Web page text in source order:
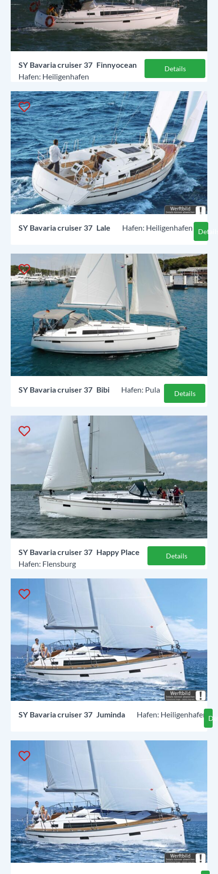
SY Bavaria cruiser 37 Finnyocean
Heiligenhafen
Details
SY Bavaria cruiser 37 Lale Heiligenhafen
SY Bavaria cruiser 37 Bibi Pula Details
SY Bavaria cruiser 37 Happy Place
Flensburg
Details
SY Bavaria cruiser 37 Juminda Heiligenhafen